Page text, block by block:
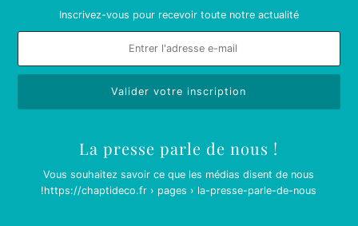
Inscrivez-vous pour recevoir toute notre actualité
La presse parle de nous !
Vous souhaitez savoir ce que les médias disent de nous
!https://chaptideco.fr › pages › la-presse-parle-de-nous